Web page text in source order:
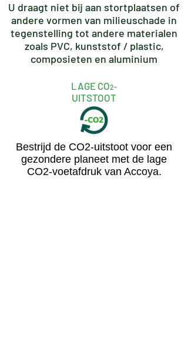
U draagt niet bij aan stortplaatsen of
andere vormen van milieuschade in
tegenstelling tot andere materialen
zoals PVC, kunststof / plastic,
composieten en aluminium
LAGE CO2-
UITSTOOT
Bestrijd de CO2-uitstoot voor een
gezondere planeet met de lage
CO2-voetafdruk van Accoya.